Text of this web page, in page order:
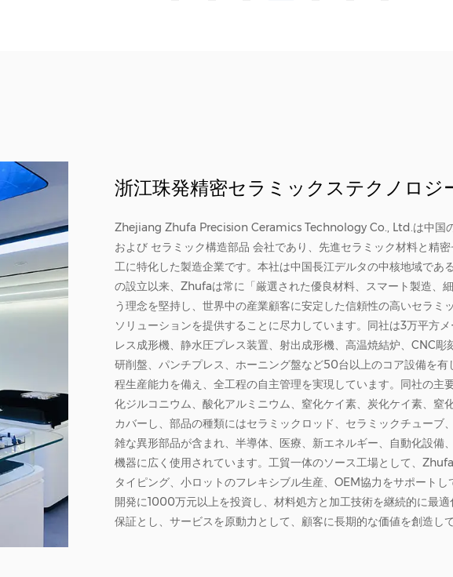
浙江珠発精密セラミックステクノロジ
Zhejiang Zhufa Precision Ceramics Technology Co., Ltd.は中国
および セラミック構造部品 会社であり、先進セラミック材料と精
工に特化した製造企業です。本社は中国長江デルタの中核地域であ
の設立以来、Zhufaは常に「厳選された優良材料、スマート製造、
う理念を堅持し、世界中の産業顧客に安定した信頼性の高いセラミ
ソリューションを提供することに尽力しています。同社は3万平方
レス成形機、静水圧プレス装置、射出成形機、高温焼結炉、CNC彫
研削盤、パンチプレス、ホーニング盤など50台以上のコア設備を
程生産能力を備え、全工程の自主管理を実現しています。同社の主
化ジルコニウム、酸化アルミニウム、窒化ケイ素、炭化ケイ素、窒
カバーし、部品の種類にはセラミックロッド、セラミックチューブ
雑な異形部品が含まれ、半導体、医療、新エネルギー、自動化設備
機器に広く使用されています。工貿一体のソース工場として、
タイピング、小ロットのフレキシブル生産、OEM協力をサポート
開発に1000万元以上を投資し、材料処方と加工技術を継続的に最
保証とし、サービスを原動力として、顧客に長期的な価値を創造して